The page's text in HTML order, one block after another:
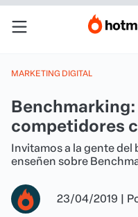
MARKETING DIGITAL
competidores
Invitamos a la gente del
enseñen sobre
23/04/2019 |